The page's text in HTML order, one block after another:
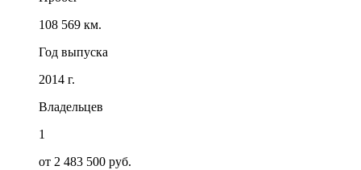
108 569 км.
Год выпуска
2014 г.
Владельцев
1
от 2 483 500 руб.